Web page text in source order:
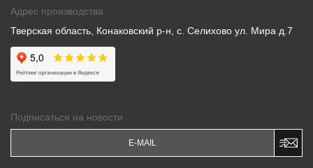
Адрес производства
Тверская область, Конаковский р-н, с. Селихово ул. Мира д.7
Подписаться на новости